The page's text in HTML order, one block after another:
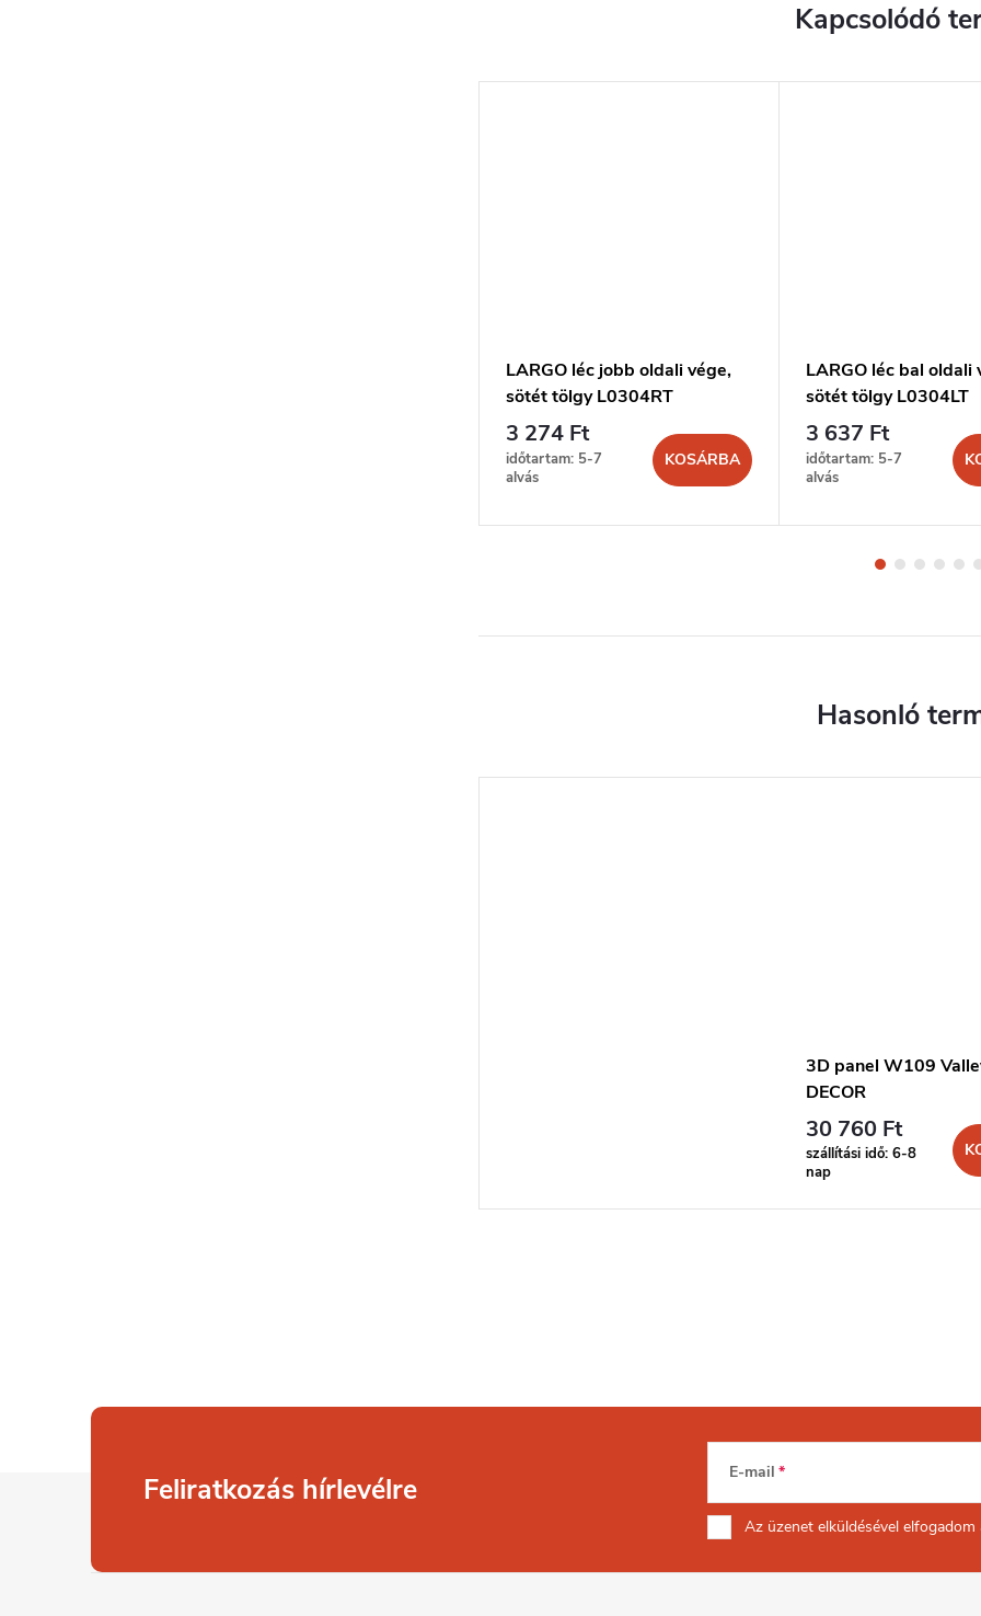
Kapcsolódó
LARGO léc jobb oldali vége,
sötét tölgy L0304RT
3 274 Ft
időtartam: 5-7
alvás
KOSÁRBA
LARGO léc bal oldali
sötét tölgy L0304LT
3 637 Ft
időtartam: 5-7
alvás
3D panel W109
DECOR
30 760 Ft
szállítási idő: 6-8
nap
Feliratkozás hírlevélre E-mail
Az üzenet elküldésével elfogadom